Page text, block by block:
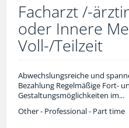
Facharzt /-
oder Innere
Voll-/Teilzeit
Abwechslungsreiche und
Bezahlung Regelmäßige Fort-
Gestaltungsmöglichkeiten im...
Other - Professional - Part time